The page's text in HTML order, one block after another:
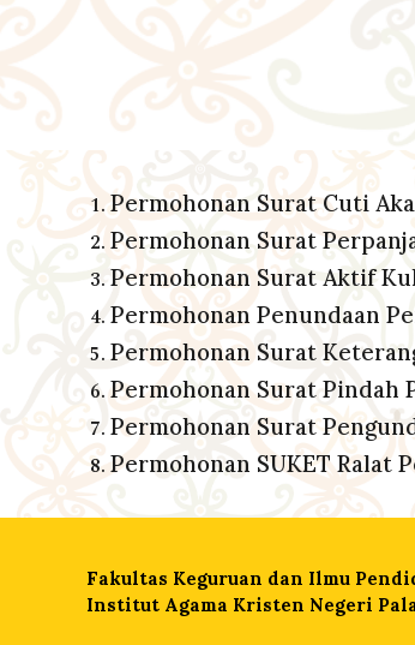
Permohonan Surat Cuti
Permohonan Surat
Permohonan Surat Aktif
Permohonan Penundaan
Permohonan Surat
Permohonan Surat Pindah
Permohonan Surat
Permohonan SUKET Ralat
Fakultas Keguruan dan Ilmu
Institut Agama Kristen Negeri